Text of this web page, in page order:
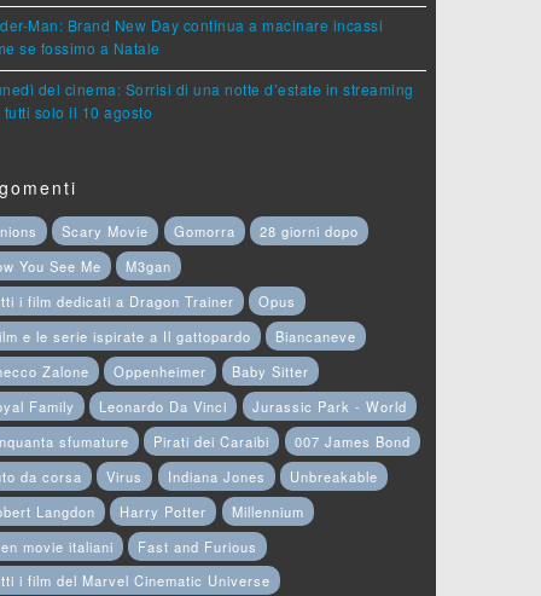
Man: Brand New Day continua a macinare incassi
se fossimo a Natale
del cinema: Sorrisi di una notte d’estate in streaming
tutti solo il 10 agosto
Scary Movie Gomorra
28 giorni dopo
You See Me
M3gan
i film dedicati a Dragon Trainer
Opus
e le serie ispirate a Il gattopardo
Biancaneve
Zalone
Oppenheimer
Baby Sitter
Family
Leonardo Da Vinci
Jurassic Park - World
sfumature
Pirati dei Caraibi
007 James Bond
da corsa
Virus Indiana Jones
Unbreakable
Langdon
Harry Potter
Millennium
movie italiani
Fast and Furious
i film del Marvel Cinematic Universe